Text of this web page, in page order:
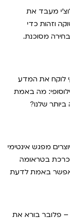
מעבד את
וזהות כדי
מסוכנת.
לוקח את המדע
מה באמת
שלנו?
מפגש אינטימי
בטראומה
אפשר באמת לדעת
– פלובר בורא את